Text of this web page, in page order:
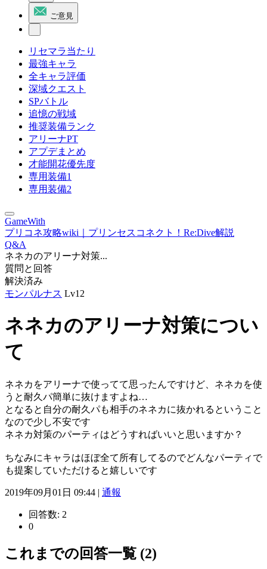
ご意見
リセマラ当たり
最強キャラ
全キャラ評価
深域クエスト
SPバトル
追憶の戦域
推奨装備ランク
アリーナPT
アプデまとめ
才能開花優先度
専用装備1
専用装備2
GameWith
プリコネ攻略wiki｜プリンセスコネクト！Re:Dive解説
Q&A
ネネカのアリーナ対策...
質問と回答
解決済み
モンパルナス Lv12
ネネカのアリーナ対策につい
て
ネネカをアリーナで使ってて思ったんですけど、ネネカを使
うと耐久パ簡単に抜けますよね…
となると自分の耐久パも相手のネネカに抜かれるということ
なので少し不安です
ネネカ対策のパーティはどうすればいいと思いますか？
ちなみにキャラはほぼ全て所有してるのでどんなパーティで
も提案していただけると嬉しいです
2019年09月01日 09:44 | 通報
回答数: 2
0
これまでの回答一覧 (2)